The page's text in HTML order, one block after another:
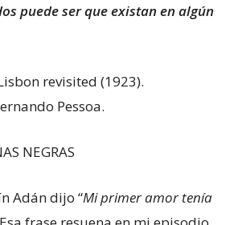
puede ser que existan en algún
revisited (1923).
Pessoa.
NEGRAS
Adán dijo “Mi primer amor tenía